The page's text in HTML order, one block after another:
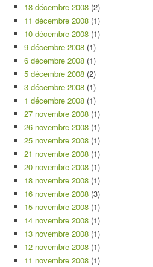
18 décembre 2008 (2)
11 décembre 2008 (1)
10 décembre 2008 (1)
9 décembre 2008 (1)
6 décembre 2008 (1)
5 décembre 2008 (2)
3 décembre 2008 (1)
1 décembre 2008 (1)
27 novembre 2008 (1)
26 novembre 2008 (1)
25 novembre 2008 (1)
21 novembre 2008 (1)
20 novembre 2008 (1)
18 novembre 2008 (1)
16 novembre 2008 (3)
15 novembre 2008 (1)
14 novembre 2008 (1)
13 novembre 2008 (1)
12 novembre 2008 (1)
11 novembre 2008 (1)